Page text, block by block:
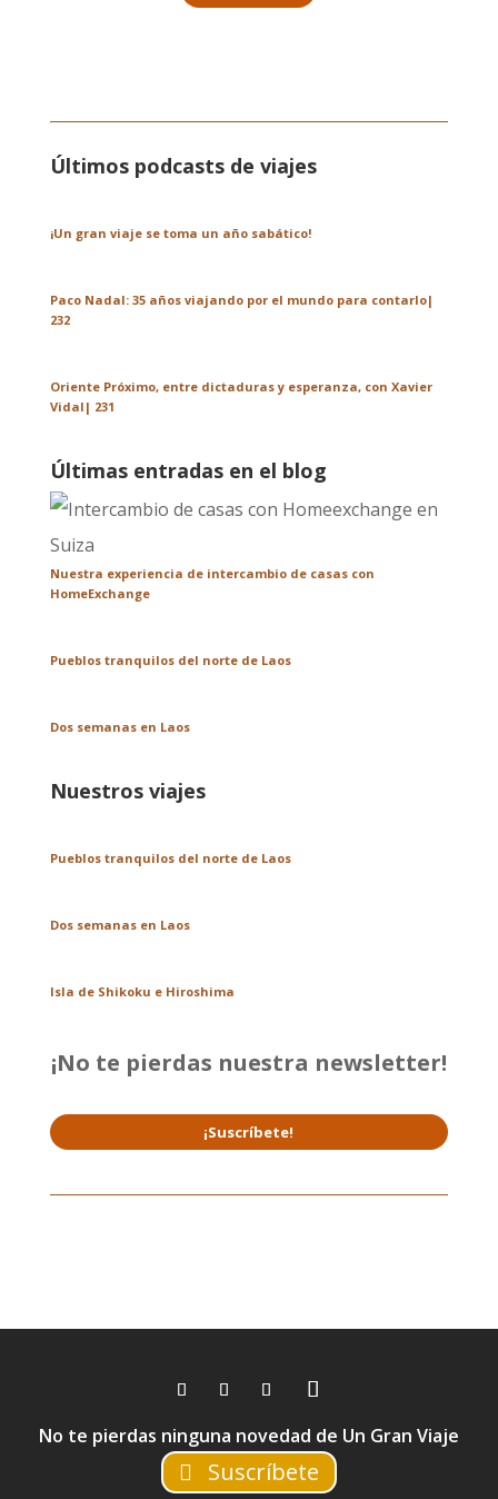
Últimos podcasts de viajes
¡Un gran viaje se toma un año sabático!
Paco Nadal: 35 años viajando por el mundo para contarlo|
232
Oriente Próximo, entre dictaduras y esperanza, con Xavier
Vidal| 231
Últimas entradas en el blog
Nuestra experiencia de intercambio de casas con
HomeExchange
Pueblos tranquilos del norte de Laos
Dos semanas en Laos
Nuestros viajes
Pueblos tranquilos del norte de Laos
Dos semanas en Laos
Isla de Shikoku e Hiroshima
¡No te pierdas nuestra newsletter!
¡Suscríbete!
No te pierdas ninguna novedad de Un Gran Viaje
Suscríbete